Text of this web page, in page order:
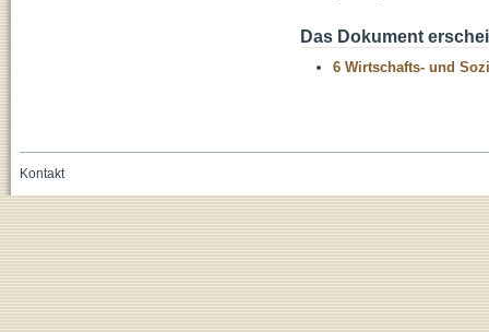
Das Dokument
6 Wirtschafts- und
Kontakt